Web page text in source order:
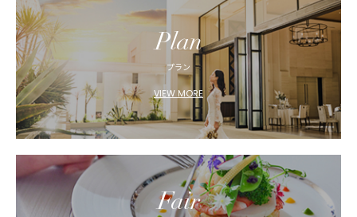
Plan
プラン
VIEW MORE
Fair